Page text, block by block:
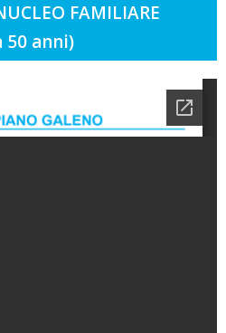
FAMILIARE
anni)